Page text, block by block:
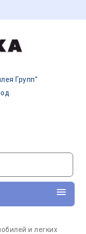
Групп"
и легких